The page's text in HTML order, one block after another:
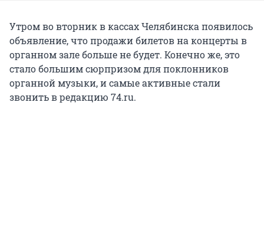
Утром во вторник в кассах Челябинска появилось
объявление, что продажи билетов на концерты в
органном зале больше не будет. Конечно же, это
стало большим сюрпризом для поклонников
органной музыки, и самые активные стали
звонить в редакцию 74.ru.